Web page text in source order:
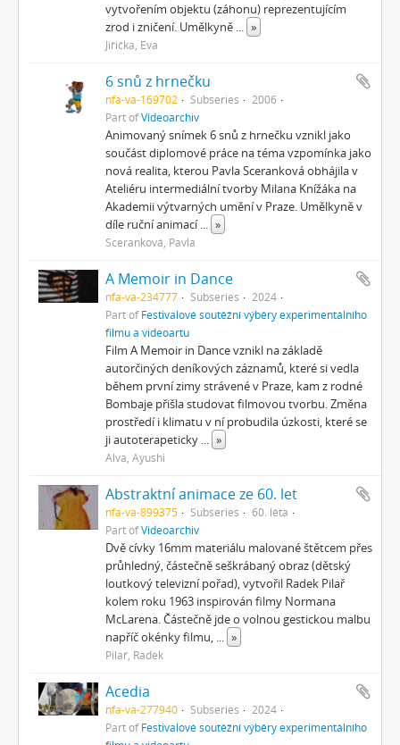
vytvořením objektu (záhonu) reprezentujícím
zrod i zničení. Umělkyně ... »
Jiřička, Eva
6 snů z hrnečku
nfa-va-169702 Subseries
2006
Part ofVideoarchiv
Animovaný snímek 6 snů z hrnečku vznikl jako
součást diplomové práce na téma vzpomínka jako
nová realita, kterou Pavla Sceranková obhájila v
Ateliéru intermediální tvorby Milana Knížáka na
Akademii výtvarných umění v Praze. Umělkyně v
díle ruční animací... »
Sceranková, Pavla
A Memoir in Dance
nfa-va-234777 Subseries
2024
Part ofFestivalové soutěžní výběry experimentálního
filmu a videoartu
Film A Memoir in Dance vznikl na základě
autorčiných deníkových záznamů, které si vedla
během první zimy strávené v Praze, kam z rodné
Bombaje přišla studovat filmovou tvorbu. Změna
prostředí i klimatu v ní probudila úzkosti, které se
ji autoterapeticky ... »
Alva, Ayushi
Abstraktní animace ze 60. let
nfa-va-899375 Subseries
60. léta
Part ofVideoarchiv
Dvě cívky 16mm materiálu malované štětcem přes
průhledný, částečně seškrábaný obraz (dětský
loutkový televizní pořad), vytvořil Radek Pilař
kolem roku 1963 inspirován filmy Normana
McLarena. Částečně jde o volnou gestickou malbu
napříč okénky filmu, ... »
Pilař, Radek
Acedia
nfa-va-277940 Subseries
2024
Part ofFestivalové soutěžní výběry experimentálního